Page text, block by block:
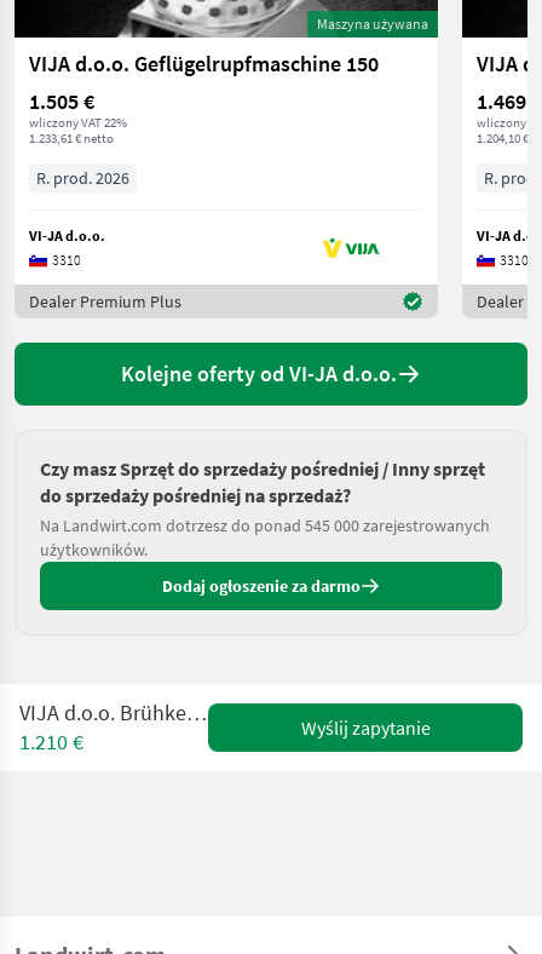
Maszyna używana
VIJA d.o.o. Geflügelrupfmaschine 150
1.505 €
wliczony VAT 22%
1.233,61 € netto
R. prod. 2026
VI-JA d.o.o.
3310
Dealer Premium Plus
VIJA
1.469 €
wliczony
1.204,10 €
R.
VI-JA
3310
Dealer
Kolejne oferty od VI-JA d.o.o.
Czy masz Sprzęt do sprzedaży pośredniej / Inny sprzęt
do sprzedaży pośredniej na sprzedaż?
Na Landwirt.com dotrzesz do ponad 545 000 zarejestrowanych
użytkowników.
Dodaj ogłoszenie za darmo
VIJA d.o.o. Brühkessel für Geflügel
1.210 €
Wyślij zapytanie